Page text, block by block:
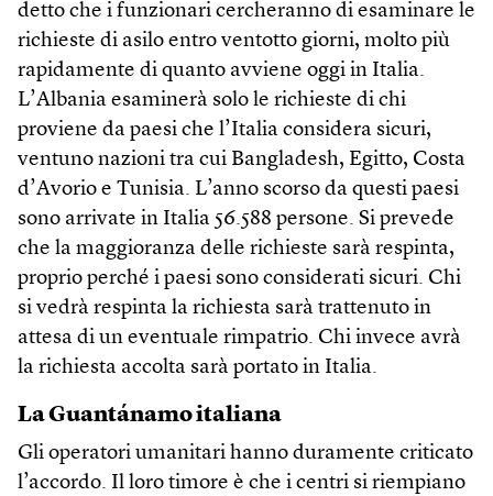
detto che i funzionari cercheranno di esaminare le
richieste di asilo entro ventotto giorni, molto più
rapidamente di quanto avviene oggi in Italia.
L’Albania esaminerà solo le richieste di chi
proviene da paesi che l’Italia considera sicuri,
ventuno nazioni tra cui Bangladesh, Egitto, Costa
d’Avorio e Tunisia. L’anno scorso da questi paesi
sono arrivate in Italia 56.588 persone. Si prevede
che la maggioranza delle richieste sarà respinta,
proprio perché i paesi sono considerati sicuri. Chi
si vedrà respinta la richiesta sarà trattenuto in
attesa di un eventuale rimpatrio. Chi invece avrà
la richiesta accolta sarà portato in Italia.
La Guantánamo italiana
Gli operatori umanitari hanno duramente criticato
l’accordo. Il loro timore è che i centri si riempiano